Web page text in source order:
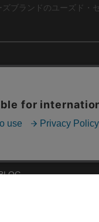
ズブランドのユーズド・
リスト
りサイト